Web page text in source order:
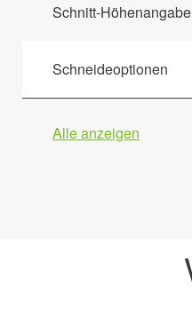
Schnitt-Höhenangabe
Schneideoptionen
Alle anzeigen